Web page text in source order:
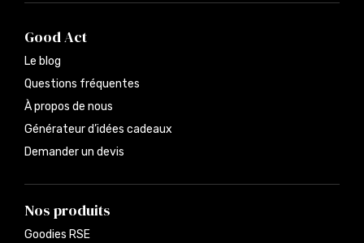
Good Act
Le blog
Questions fréquentes
À propos de nous
Générateur d’idées cadeaux
Demander un devis
Nos produits
Goodies RSE